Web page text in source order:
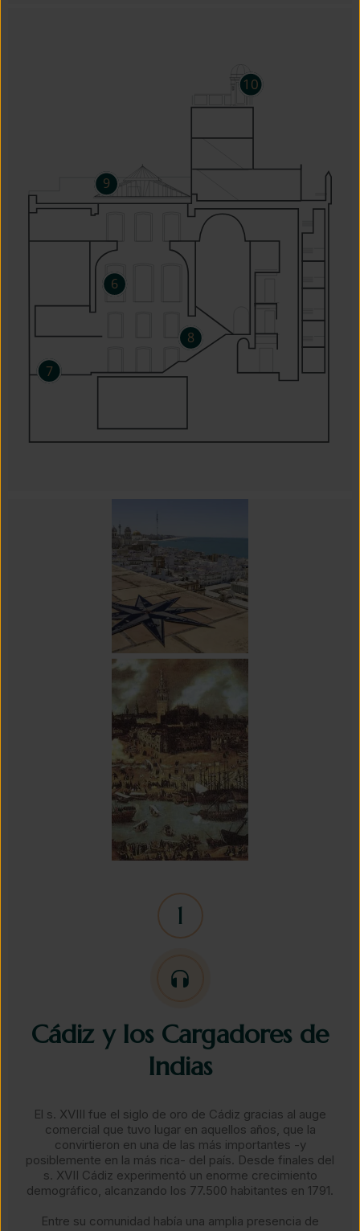
6
7
8
9
10
Cádiz y los Cargadores de
Indias​
El s. XVIII fue el siglo de oro de Cádiz gracias al auge
comercial que tuvo lugar en aquellos años, que la
convirtieron en una de las más importantes -y
posiblemente en la más rica- del país. Desde finales del
s. XVII Cádiz experimentó un enorme crecimiento
demográfico, alcanzando los 77.500 habitantes en 1791.
​Entre su comunidad había una amplia presencia de